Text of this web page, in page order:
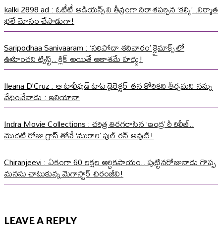
kalki 2898 ad : ఓటీటీ ఆడియన్స్ ని తీవ్రంగా నిరాశపర్చిన ‘కల్కి’..నిర్మాత
భలే మోసం చేసాడుగా!
Saripodhaa Sanivaaram : ‘సరిపోదా శనివారం’ క్లైమాక్స్ లో
ఊహించని ట్విస్ట్.. క్లిక్ అయితే ఆకాశమే హద్దు!
Ileana D’Cruz : ఆ టాలీవుడ్ టాప్ డైరెక్టర్ తన కోరికని తీర్చమని నన్ను
వేధించేవాడు : ఇలియానా
Indra Movie Collections : చరిత్ర తిరగరాసిన ‘ఇంద్ర’ రీ రిలీజ్..
మొదటి రోజు గ్రాస్ తోనే ‘మురారి’ ఫుల్ రన్ అవుట్!
Chiranjeevi : ఏకంగా 60 లక్షల ఆర్ధికసాయం.. పుట్టినరోజునాడు గొప్ప
మనసు చాటుకున్న మెగాస్టార్ చిరంజీవి!
LEAVE A REPLY